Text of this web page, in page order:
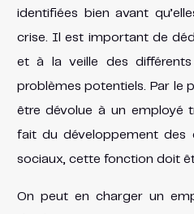
identifiées bien avant
crise. Il est important de
et à la veille des
problèmes potentiels. Par le
être dévolue à un employé
fait du développement des
sociaux, cette fonction doit
On peut en charger un